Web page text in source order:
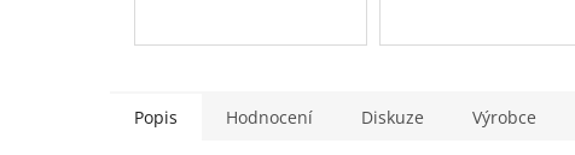
Popis Hodnocení Diskuze Výrobce